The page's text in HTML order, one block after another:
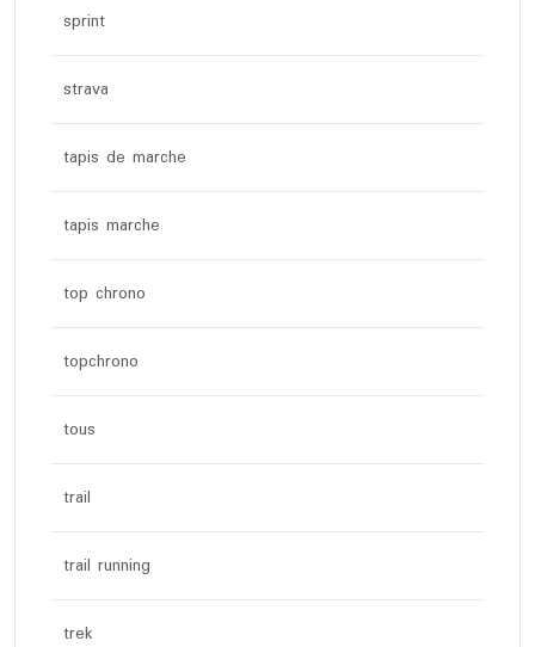
sprint
strava
tapis de marche
tapis marche
top chrono
topchrono
tous
trail
trail running
trek